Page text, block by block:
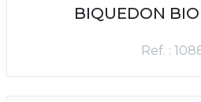
BIQUEDON
Ref. :